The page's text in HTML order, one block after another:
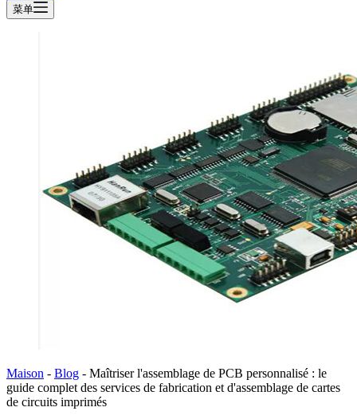
菜单
Maison - Blog - Maîtriser l'assemblage de PCB personnalisé : le
guide complet des services de fabrication et d'assemblage de cartes
de circuits imprimés